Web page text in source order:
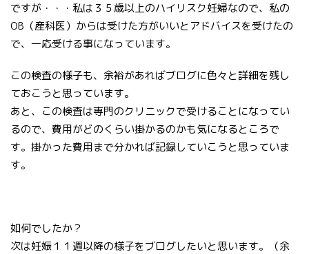
ですが・・・私は３５歳以上のハイリスク妊婦なので、私の
OB（産科医）からは受けた方がいいとアドバイスを受けたの
で、一応受ける事になっています。
この検査の様子も、余裕があればブログに色々と詳細を残し
ておこうと思っています。
あと、この検査は専門のクリニックで受けることになってい
るので、費用がどのくらい掛かるのかも気になるところで
す。掛かった費用まで分かれば記録していこうと思っていま
す。
如何でしたか？
次は妊娠１１週以降の様子をブログしたいと思います。（余